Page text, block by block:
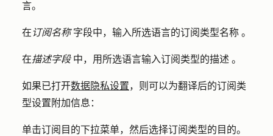
言。
在订阅名称字段中，输入所选语言的订阅类型名称 。
在描述字段 中，用所选语言输入订阅类型的描述 。
如果已打开数据隐私设置，则可以为翻译后的订阅类
型设置附加信息：
单击订阅目的 下拉菜单，然后选择订阅类型的 目的。